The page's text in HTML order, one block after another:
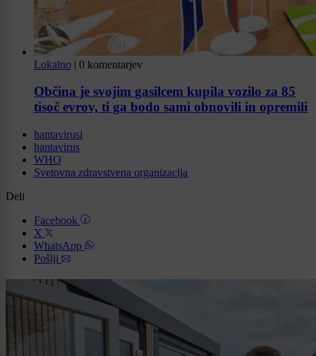
Lokalno | 0 komentarjev
Občina je svojim gasilcem kupila vozilo za 85
tisoč evrov, ti ga bodo sami obnovili in opremili
hantavirusi
hantavirus
WHO
Svetovna zdravstvena organizacija
Deli
Facebook
X
WhatsApp
Pošlji